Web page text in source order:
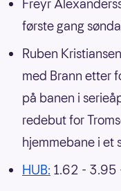
Freyr
første gang
Ruben
med Brann etter
på banen i
redebut for
hjemmebane i et
HUB: 1.62 - 3.95